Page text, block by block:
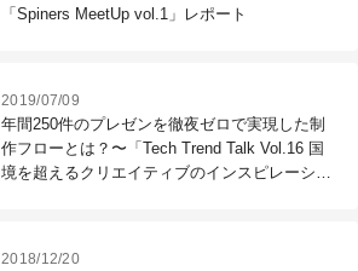
「Spiners MeetUp vol.1」レポート
2019/07/09
年間250件のプレゼンを徹夜ゼロで実現した制
作フローとは？〜「Tech Trend Talk Vol.16 国
境を超えるクリエイティブのインスピレーショ
2018/12/20